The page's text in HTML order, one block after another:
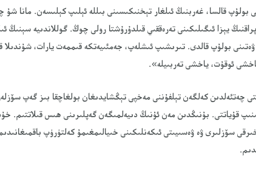
بولۇپ قالسا، غەربنىڭ ئىلغار تېخنىكىسىنى بىللە ئېلىپ كېلىسەن. مانا
يېزا ئىگىلىكىنى تەرەققىي قىلدۇرۇشتا رولى چوڭ. گوللاندىيە سېنىڭ
ۋەتىنى بولۇپ قالدى. تىرىشىپ ئىشلەپ، جەمئىيەتكە قىممەت يارات،
ئوقۇت، ياخشى تەربىيلە».
چەتئەلدىن كەلگەن تېلفۇننى مەخپى تېڭشايدىغان بولغاچقا بىز گەپ
قۇياتتى. بۇنىڭدىن مەن ئۇنىڭ دىيەلمىگەن گەپلىرىنى ھىس قىلاتتىم.
سۆزلىرى ۋە ۋەسىيىتى ئىكەنلىكىنى خىيالىمغىمۇ كەلتۈرۈپ